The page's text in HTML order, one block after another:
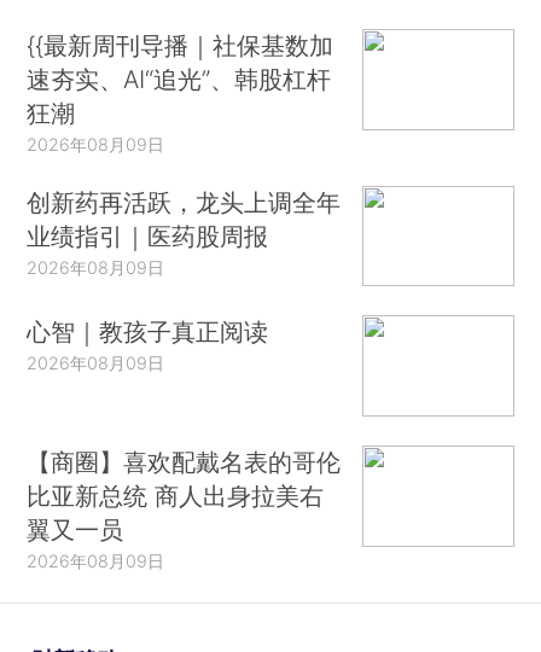
{{最新周刊导播｜社保基数加
速夯实、AI“追光”、韩股杠杆
狂潮
2026年08月09日
创新药再活跃，龙头上调全年
业绩指引｜医药股周报
2026年08月09日
心智｜教孩子真正阅读
2026年08月09日
【商圈】喜欢配戴名表的哥伦
比亚新总统 商人出身拉美右
翼又一员
2026年08月09日